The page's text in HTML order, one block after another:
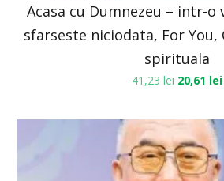
Acasa cu Dumnezeu – intr-o
sfarseste niciodata, For
spirituala
41,23lei 20,61 lei